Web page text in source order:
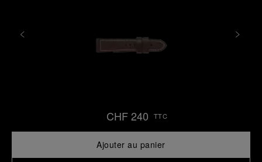
CHF 240 TTC
Ajouter au panier